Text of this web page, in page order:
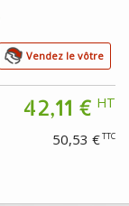
Vendez le vôtre
42,11 € HT
50,53 €TTC